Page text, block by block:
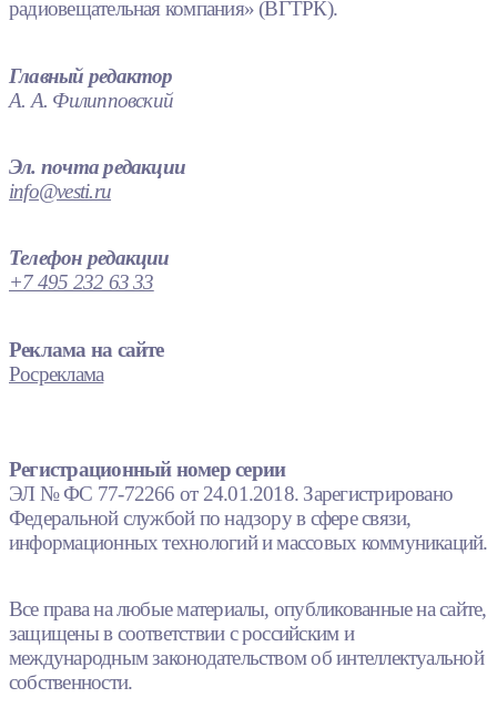
радиовещательная компания» (ВГТРК).
Главный редактор
А. А. Филипповский
Эл. почта редакции
info@vesti.ru
Телефон редакции
+7 495 232 63 33
Реклама на сайте
Росреклама
Регистрационный номер серии
ЭЛ № ФС 77-72266 от 24.01.2018. Зарегистрировано
Федеральной службой по надзору в сфере связи,
информационных технологий и массовых коммуникаций.
Все права на любые материалы, опубликованные на сайте,
защищены в соответствии с российским и
международным законодательством об интеллектуальной
собственности.